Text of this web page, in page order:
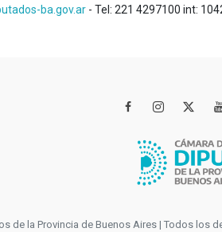
ba.gov.ar - Tel: 221 4297100 int:

de la Provincia de Buenos Aires | Todos los